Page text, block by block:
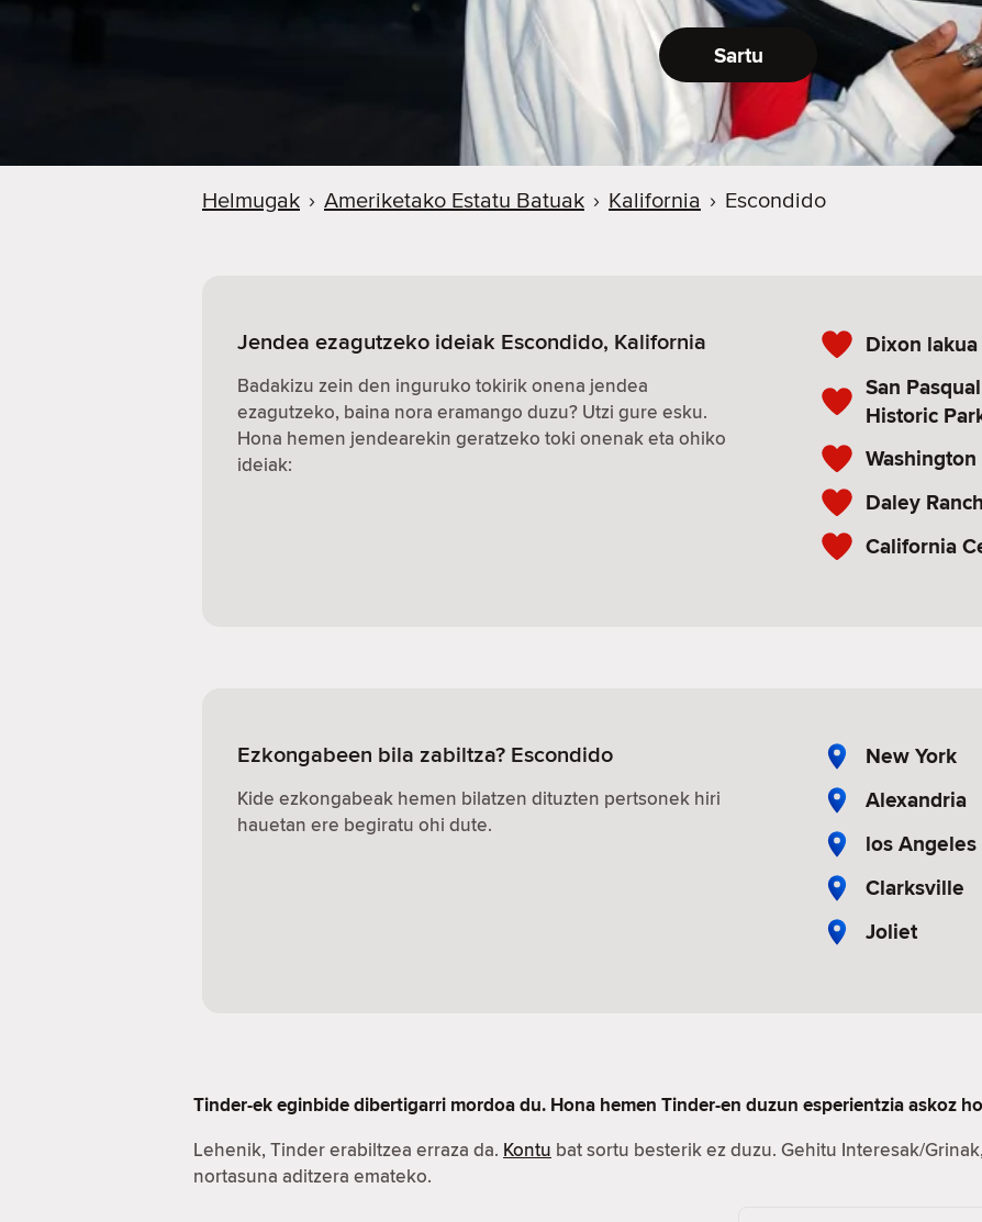
Sartu
Helmugak › Ameriketako Estatu Batuak › Kalifornia › Escondido
Jendea ezagutzeko ideiak Escondido, Kalifornia
Badakizu zein den inguruko tokirik onena jendea
ezagutzeko, baina nora eramango duzu? Utzi gure esku.
Hona hemen jendearekin geratzeko toki onenak eta ohiko
ideiak:
Dixon lakua
San
Historic
Daley Ranch
California
Ezkongabeen bila zabiltza? Escondido
Kide ezkongabeak hemen bilatzen dituzten pertsonek hiri
hauetan ere begiratu ohi dute.
New York
Alexandria
los Angeles
Clarksville
Joliet
Tinder-ek eginbide dibertigarri mordoa du. Hona hemen Tinder-en duzun esperientzia askoz
Lehenik, Tinder erabiltzea erraza da. Kontu bat sortu besterik ez duzu. Gehitu Interesak/
nortasuna aditzera emateko.